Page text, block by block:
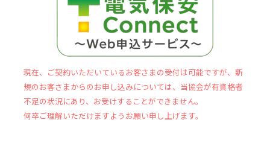
現在、ご契約いただいているお客さまの受付は可能ですが、新
規のお客さまからのお申し込みについては、当協会が有資格者
不足の状況にあり、お受けすることができません。
何卒ご理解いただけますようお願い申し上げます。